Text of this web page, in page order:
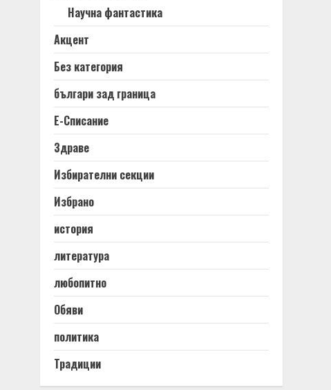
Научна фантастика
Акцент
Без категория
българи зад граница
Е-Списание
Здраве
Избирателни секции
Избрано
история
литература
любопитно
Обяви
политика
Традиции